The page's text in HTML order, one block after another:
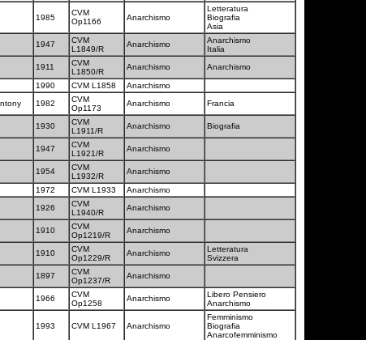
1985
CVM
Op1166
Anarchismo
Letteratura
Biografia
Asia
1947
CVM
L1849/R
Anarchismo
Anarchismo
Italia
1911
CVM
L1850/R
Anarchismo Anarchismo
1990 CVM L1858
Anarchismo
1982
CVM
Op1173
Anarchismo Francia
1930
CVM
L1911/R
Anarchismo Biografia
1947
CVM
L1921/R
Anarchismo
1954
CVM
L1932/R
Anarchismo
1972 CVM L1933
Anarchismo
1926
CVM
L1940/R
Anarchismo
1910
CVM
Op1219/R
Anarchismo
1910
CVM
Op1229/R
Anarchismo
Letteratura
Svizzera
1897
CVM
Op1237/R
Anarchismo
1966
CVM
Op1258
Anarchismo
Libero Pensiero
Anarchismo
1993 CVM L1967 Anarchismo
Femminismo
Biografia
Anarcofemminismo